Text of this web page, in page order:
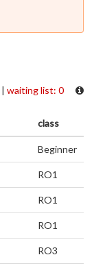
| waiting list: 0
class
Beginner
RO1
RO1
RO1
RO3